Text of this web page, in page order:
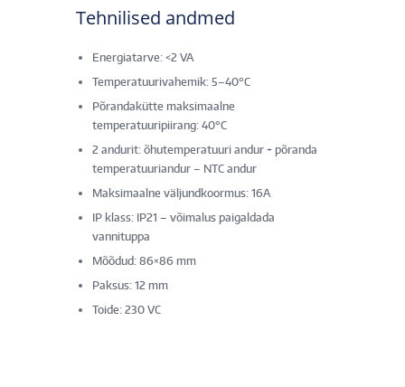
Tehnilised andmed
Energiatarve: <2 VA
Temperatuurivahemik: 5–40°C
Põrandakütte maksimaalne
temperatuuripiirang: 40°C
2 andurit: õhutemperatuuri andur + põranda
temperatuuriandur – NTC andur
Maksimaalne väljundkoormus: 16A
IP klass: IP21 – võimalus paigaldada
vannituppa
Mõõdud: 86×86 mm
Paksus: 12 mm
Toide: 230 VC